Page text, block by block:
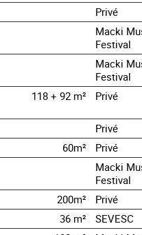
Privé
Macki
Festival
Macki
Festival
118 + 92 m² Privé
Privé
60m² Privé
Macki
Festival
200m² Privé
36 m² SEVESC